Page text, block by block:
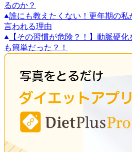
るのか？
誰にも教えたくない！更年期の私
言われる理由
【その習慣が危険？！】動脈硬
も簡単だった？！